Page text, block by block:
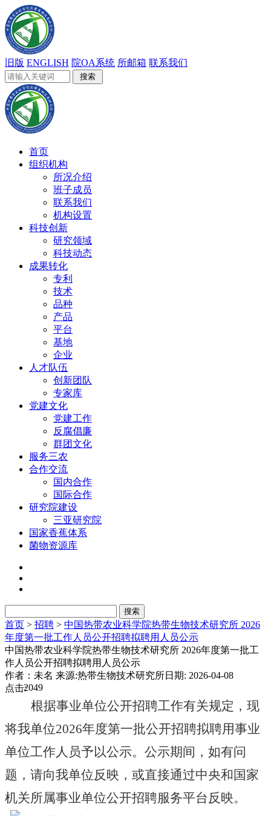
旧版 ENGLISH 院OA系统 所邮箱 联系我们
首页
组织机构
所况介绍
班子成员
联系我们
机构设置
科技创新
研究领域
科技动态
成果转化
专利
技术
品种
产品
平台
基地
企业
人才队伍
创新团队
专家库
党建文化
党建工作
反腐倡廉
群团文化
服务三农
合作交流
国内合作
国际合作
研究院建设
三亚研究院
国家香蕉体系
菌物资源库
首页 > 招聘 > 中国热带农业科学院热带生物技术研究所 2026
年度第一批工作人员公开招聘拟聘用人员公示
中国热带农业科学院热带生物技术研究所 2026年度第一批工
作人员公开招聘拟聘用人员公示
作者：未名 来源:热带生物技术研究所日期: 2026-04-08
点击:2049
根据事业单位公开招聘工作有关规定，现
将我单位2026年度第一批公开招聘拟聘用事业
单位工作人员予以公示。公示期间，如有问
题，请向我单位反映，或直接通过中央和国家
机关所属事业单位公开招聘服务平台反映。